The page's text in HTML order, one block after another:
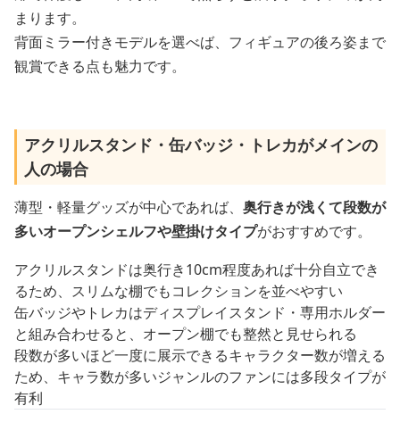
まります。
背面ミラー付きモデルを選べば、フィギュアの後ろ姿まで
観賞できる点も魅力です。
アクリルスタンド・缶バッジ・トレカがメインの
人の場合
薄型・軽量グッズが中心であれば、 奥行きが浅くて段数が
多いオープンシェルフや壁掛けタイプがおすすめです。
アクリルスタンドは奥行き10cm程度あれば十分自立でき
るため、スリムな棚でもコレクションを並べやすい
缶バッジやトレカはディスプレイスタンド・専用ホルダー
と組み合わせると、オープン棚でも整然と見せられる
段数が多いほど一度に展示できるキャラクター数が増える
ため、キャラ数が多いジャンルのファンには多段タイプが
有利